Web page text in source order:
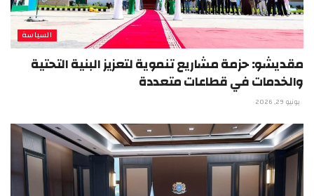
السياسة
مقديشو: حزمة مشاريع تنموية لتعزيز البنية التحتية
والخدمات في قطاعات متعددة
يونيو 29, 2026